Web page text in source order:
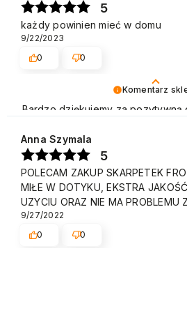
Komentarz
Bardzo dziękujemy za pozytywną
Klienta. Cieszymy się, że
Zapraszamy do ponownego
oferty. Pozdrawiamy
5
każdy powinien mieć w domu
9/22/2023
0
0
Anna Szymala
5
POLECAM ZAKUP SKARPETEK
MIŁE W DOTYKU, EKSTRA
UZYCIU ORAZ NIE MA PROBLEMU
9/27/2022
0
0